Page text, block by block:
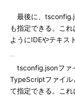
最後に、
も指定できる。こ
ようにIDEやテキス
tsconfig.jsonファ
TypeScriptファイル
て指定できる。こ